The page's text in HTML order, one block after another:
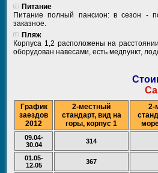
Питание
Питание полный пансион: в сезон -
заказное.
Пляж
Корпуса 1,2 расположены на
оборудован навесами, есть медпункт,
График
заездов
2012
2-местный
стандарт, вид на
горы, корпус 1
2-
09.04-
30.04
314
01.05-
12.05
367